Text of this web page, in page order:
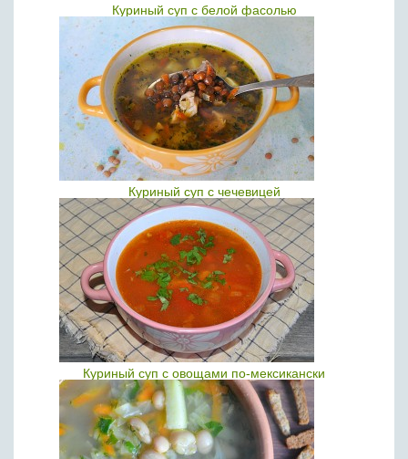
Куриный суп с белой фасолью
Куриный суп с чечевицей
Куриный суп с овощами по-мексикански